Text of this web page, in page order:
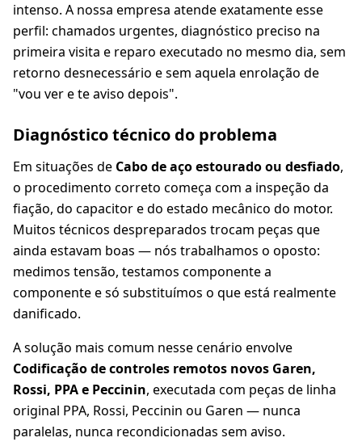
intenso. A nossa empresa atende exatamente esse
perfil: chamados urgentes, diagnóstico preciso na
primeira visita e reparo executado no mesmo dia, sem
retorno desnecessário e sem aquela enrolação de
"vou ver e te aviso depois".
Diagnóstico técnico do problema
Em situações de Cabo de aço estourado ou desfiado,
o procedimento correto começa com a inspeção da
fiação, do capacitor e do estado mecânico do motor.
Muitos técnicos despreparados trocam peças que
ainda estavam boas — nós trabalhamos o oposto:
medimos tensão, testamos componente a
componente e só substituímos o que está realmente
danificado.
A solução mais comum nesse cenário envolve
Codificação de controles remotos novos Garen,
Rossi, PPA e Peccinin, executada com peças de linha
original PPA, Rossi, Peccinin ou Garen — nunca
paralelas, nunca recondicionadas sem aviso.